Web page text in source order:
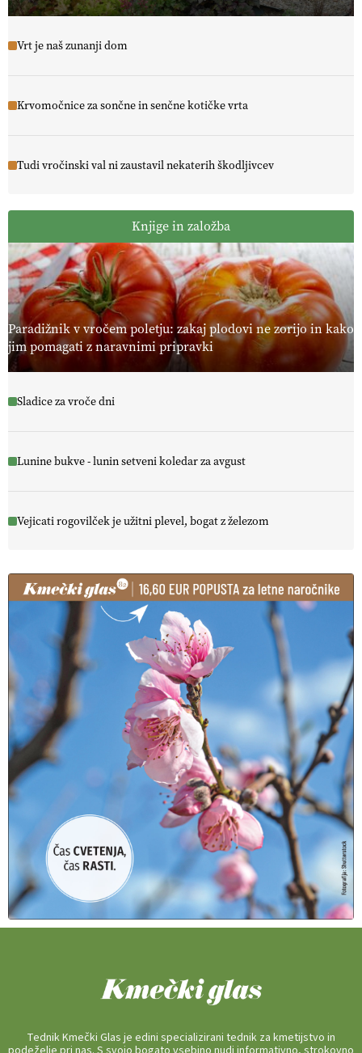
Vrt je naš zunanji dom
Krvomočnice za sončne in senčne kotičke vrta
Tudi vročinski val ni zaustavil nekaterih škodljivcev
Knjige in založba
Paradižnik v vročem poletju: zakaj plodovi ne zorijo in kako
jim pomagati z naravnimi pripravki
Sladice za vroče dni
Lunine bukve - lunin setveni koledar za avgust
Vejicati rogovilček je užitni plevel, bogat z železom
Tednik Kmečki Glas je edini specializirani tednik za kmetijstvo in